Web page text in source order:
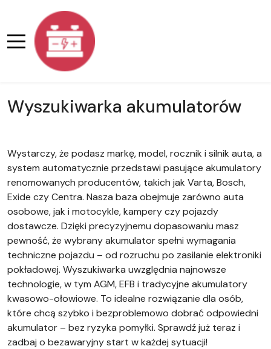
Wyszukiwarka akumulatorów
Wystarczy, że podasz markę, model, rocznik i silnik auta, a
system automatycznie przedstawi pasujące akumulatory
renomowanych producentów, takich jak Varta, Bosch,
Exide czy Centra. Nasza baza obejmuje zarówno auta
osobowe, jak i motocykle, kampery czy pojazdy
dostawcze. Dzięki precyzyjnemu dopasowaniu masz
pewność, że wybrany akumulator spełni wymagania
techniczne pojazdu – od rozruchu po zasilanie elektroniki
pokładowej. Wyszukiwarka uwzględnia najnowsze
technologie, w tym AGM, EFB i tradycyjne akumulatory
kwasowo-ołowiowe. To idealne rozwiązanie dla osób,
które chcą szybko i bezproblemowo dobrać odpowiedni
akumulator – bez ryzyka pomyłki. Sprawdź już teraz i
zadbaj o bezawaryjny start w każdej sytuacji!